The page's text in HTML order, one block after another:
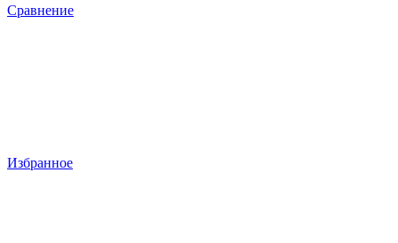
Сравнение
Избранное